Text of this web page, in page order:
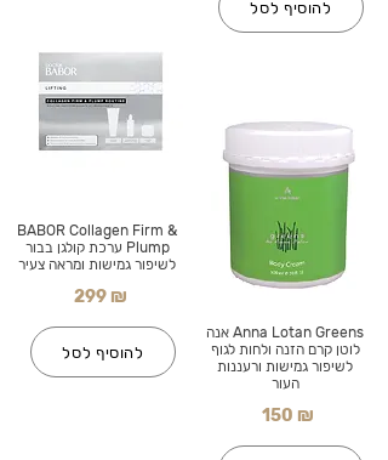
BABOR Collagen Firm &
Plump ערכת קולגן בבור
לשיפור גמישות ומראה צעיר
299 ₪
להוסיף לסל
להוסיף לסל
Anna Lotan Greens אנה
לוטן קרם הזנה ולחות לגוף
לשיפור גמישות ורעננות
העור
150 ₪